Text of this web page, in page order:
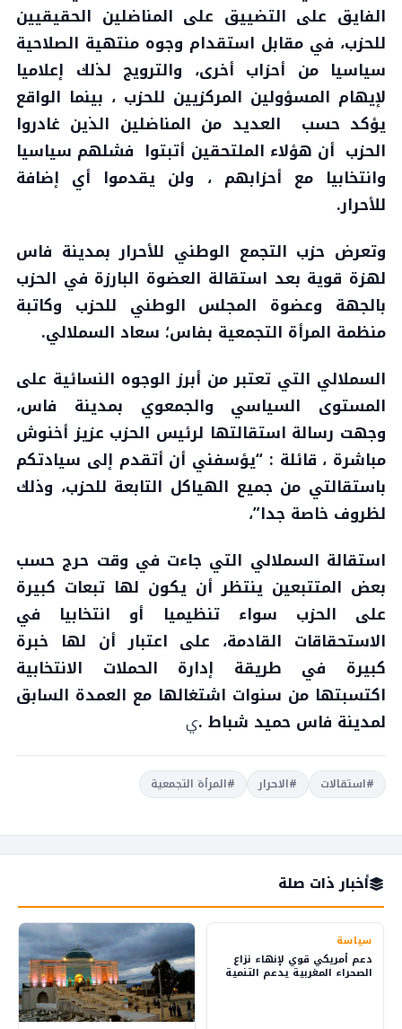
الفايق على التضييق على المناضلين الحقيقيين
للحزب، في مقابل استقدام وجوه منتهية الصلاحية
سياسيا من أحزاب أخرى، والترويج لذلك إعلاميا
لإيهام المسؤولين المركزيين للحزب ، بينما الواقع
يؤكد حسب العديد من المناضلين الذين غادروا
الحزب أن هؤلاء الملتحقين أتبتوا فشلهم سياسيا
وانتخابيا مع أحزابهم ، ولن يقدموا أي إضافة
للأحرار.
وتعرض حزب التجمع الوطني للأحرار بمدينة فاس
لهزة قوية بعد استقالة العضوة البارزة في الحزب
بالجهة وعضوة المجلس الوطني للحزب وكاتبة
منظمة المرأة التجمعية بفاس؛ سعاد السملالي.
السملالي التي تعتبر من أبرز الوجوه النسائية على
المستوى السياسي والجمعوي بمدينة فاس،
وجهت رسالة استقالتها لرئيس الحزب عزيز أخنوش
مباشرة ، قائلة : “يؤسفني أن أتقدم إلى سيادتكم
باستقالتي من جميع الهياكل التابعة للحزب، وذلك
لظروف خاصة جدا”،
استقالة السملالي التي جاءت في وقت حرج حسب
بعض المتتبعين ينتظر أن يكون لها تبعات كبيرة
على الحزب سواء تنظيميا أو انتخابيا في
الاستحقاقات القادمة، على اعتبار أن لها خبرة
كبيرة في طريقة إدارة الحملات الانتخابية
اكتسبتها من سنوات اشتغالها مع العمدة السابق
لمدينة فاس حميد شباط .ي
#استقالات #الاحرار #المرأة التجمعية
أخبار ذات صلة
سياسة
دعم أمريكي قوي لإنهاء نزاع
الصحراء المغربية يدعم التنمية